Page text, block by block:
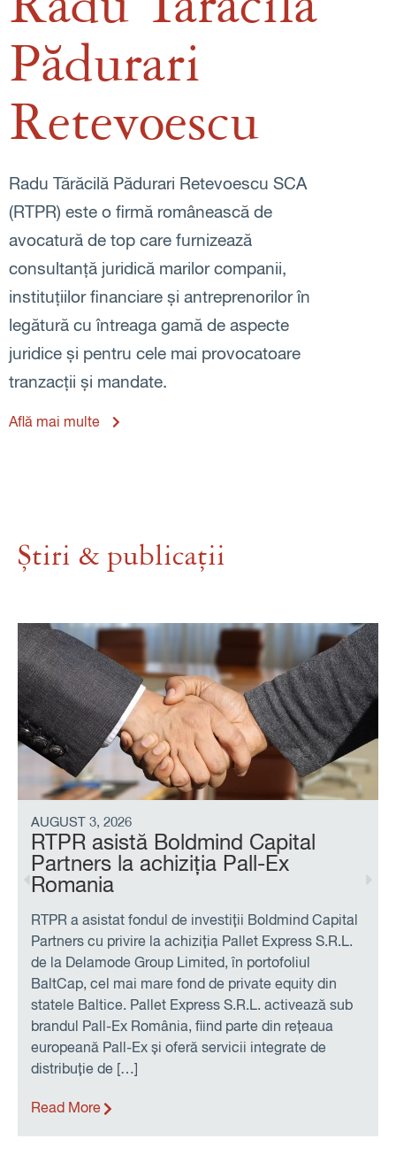
Pădurari
Retevoescu
Radu Tărăcilă Pădurari Retevoescu SCA
(RTPR) este o firmă românească de
avocatură de top care furnizează
consultanță juridică marilor companii,
instituțiilor financiare și antreprenorilor în
legătură cu întreaga gamă de aspecte
juridice și pentru cele mai provocatoare
tranzacții și mandate.
Află mai multe
Știri & publicații
IULIE 27, 2026
RTPR, alături de Autonom
Services la a treia emisiune
consecutivă de obligațiuni corelate
RTPR a asistat Autonom Services S.A. în legătură cu
o nouă emisiune de obligațiuni corelata cu obiective
de sustenabilitate, în valoare nominală totală de 30
de milioane de euro și o maturitate de 5 ani.
Autonom Services este cel mai important jucător
independent de pe piețele de leasing operațional și
rent-a-car din România. Obligațiunile vor […]
Read More